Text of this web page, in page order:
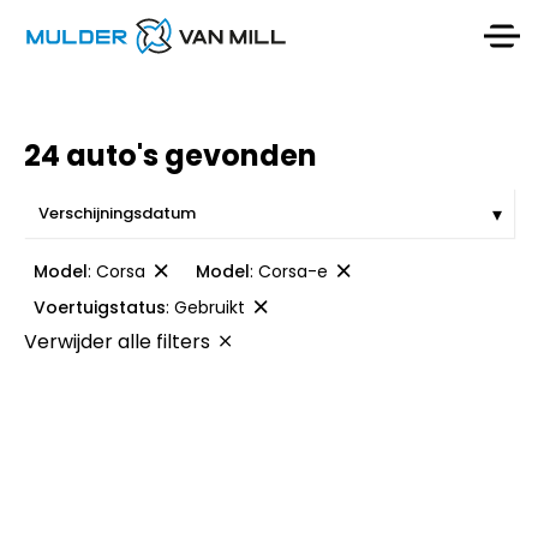
24 auto's gevonden
Model: Corsa Model: Corsa-e
Voertuigstatus: Gebruikt
Verwijder alle filters